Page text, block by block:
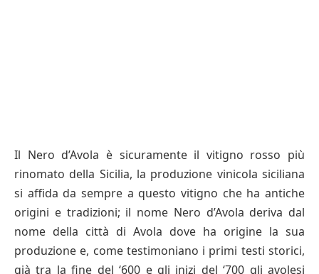
Il Nero d’Avola è sicuramente il vitigno rosso più
rinomato della Sicilia, la produzione vinicola siciliana
si affida da sempre a questo vitigno che ha antiche
origini e tradizioni; il nome Nero d’Avola deriva dal
nome della città di Avola dove ha origine la sua
produzione e, come testimoniano i primi testi storici,
già tra la fine del ‘600 e gli inizi del ‘700 gli avolesi